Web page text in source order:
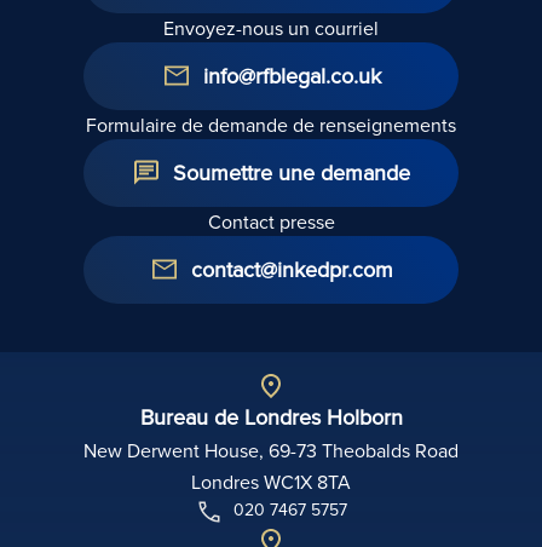
Envoyez-nous un courriel
info@rfblegal.co.uk
Formulaire de demande de renseignements
Soumettre une demande
Contact presse
contact@inkedpr.com
Bureau de Londres Holborn
New Derwent House, 69-73 Theobalds Road
Londres WC1X 8TA
020 7467 5757